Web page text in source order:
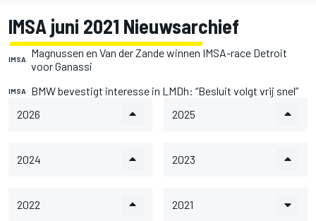
IMSA juni 2021 Nieuwsarchief
IMSA
Magnussen en Van der Zande winnen IMSA-race Detroit
voor Ganassi
IMSA
BMW bevestigt interesse in LMDh: “Besluit volgt vrij snel”
2026
2025
2024 2023
2022 2021